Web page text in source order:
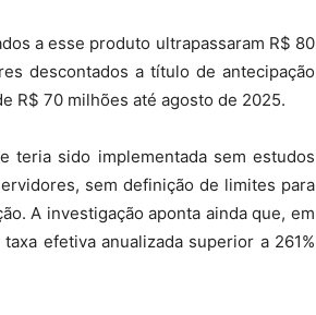
a esse produto ultrapassaram R$ 80
descontados a título de antecipação
R$ 70 milhões até agosto de 2025.
teria sido implementada sem estudos
sem definição de limites para
A investigação aponta ainda que, em
efetiva anualizada superior a 261%